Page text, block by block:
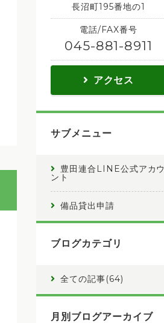
長沼町195番地の1
電話/FAX番号
045-881-8911
アクセス
サブメニュー
豊田連合LINE公式アカウ
ント
備品貸出申請
ブログカテゴリ
全ての記事(64)
月別ブログアーカイブ